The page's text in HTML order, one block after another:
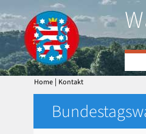
Home | Kontakt